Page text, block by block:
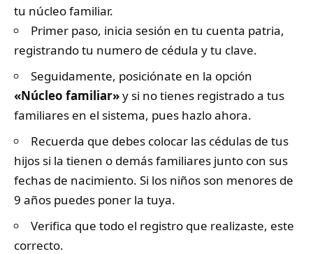
tu núcleo familiar.
Primer paso, inicia sesión en tu cuenta patria,
registrando tu numero de cédula y tu clave.
Seguidamente, posiciónate en la opción
«Núcleo familiar»y si no tienes registrado a tus
familiares en el sistema, pues hazlo ahora.
Recuerda que debes colocar las cédulas de tus
hijos si la tienen o demás familiares junto con sus
fechas de nacimiento. Si los niños son menores de
9 años puedes poner la tuya.
Verifica que todo el registro que realizaste, este
correcto.